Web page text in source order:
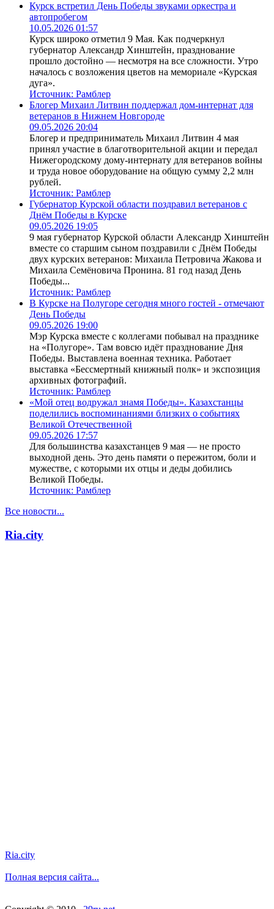
Курск встретил День Победы звуками оркестра и
автопробегом
10.05.2026 01:57
Курск широко отметил 9 Мая. Как подчеркнул
губернатор Александр Хинштейн, празднование
прошло достойно — несмотря на все сложности. Утро
началось с возложения цветов на мемориале «Курская
дуга».
Источник: Рамблер
Блогер Михаил Литвин поддержал дом-интернат для
ветеранов в Нижнем Новгороде
09.05.2026 20:04
Блогер и предприниматель Михаил Литвин 4 мая
принял участие в благотворительной акции и передал
Нижегородскому дому-интернату для ветеранов войны
и труда новое оборудование на общую сумму 2,2 млн
рублей.
Источник: Рамблер
Губернатор Курской области поздравил ветеранов с
Днём Победы в Курске
09.05.2026 19:05
9 мая губернатор Курской области Александр Хинштейн
вместе со старшим сыном поздравили с Днём Победы
двух курских ветеранов: Михаила Петровича Жакова и
Михаила Семёновича Пронина. 81 год назад День
Победы...
Источник: Рамблер
В Курске на Полугоре сегодня много гостей - отмечают
День Победы
09.05.2026 19:00
Мэр Курска вместе с коллегами побывал на празднике
на «Полугоре». Там вовсю идёт празднование Дня
Победы. Выставлена военная техника. Работает
выставка «Бессмертный книжный полк» и экспозиция
архивных фотографий.
Источник: Рамблер
«Мой отец водружал знамя Победы». Казахстанцы
поделились воспоминаниями близких о событиях
Великой Отечественной
09.05.2026 17:57
Для большинства казахстанцев 9 мая — не просто
выходной день. Это день памяти о пережитом, боли и
мужестве, с которыми их отцы и деды добились
Великой Победы.
Источник: Рамблер
Все новости...
Ria.city
Ria.city
Полная версия сайта...